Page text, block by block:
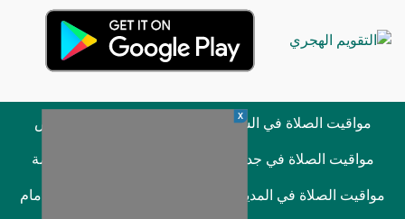
X
مواقيت الصلاة في السعودية مواقيت الصلاة في الرياض
مواقيت الصلاة في جدة مواقيت الصلاة في مكة المكرمة
مواقيت الصلاة في المدينة المنورة مواقيت الصلاة في الدمام